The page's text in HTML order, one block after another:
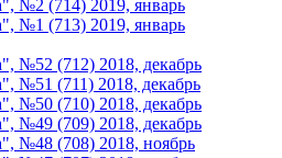
№2 (714) 2019, январь
№1 (713) 2019, январь
№52 (712) 2018, декабрь
№51 (711) 2018, декабрь
№50 (710) 2018, декабрь
№49 (709) 2018, декабрь
№48 (708) 2018, ноябрь